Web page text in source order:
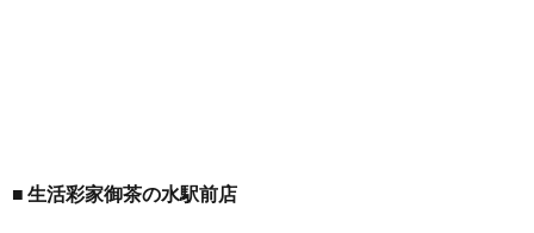
生活彩家御茶の水駅前店